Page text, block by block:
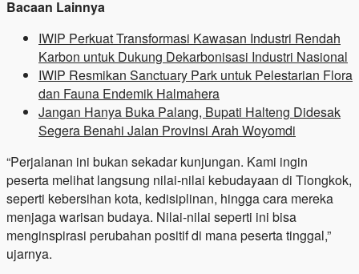
Bacaan Lainnya
IWIP Perkuat Transformasi Kawasan Industri Rendah
Karbon untuk Dukung Dekarbonisasi Industri Nasional
IWIP Resmikan Sanctuary Park untuk Pelestarian Flora
dan Fauna Endemik Halmahera
Jangan Hanya Buka Palang, Bupati Halteng Didesak
Segera Benahi Jalan Provinsi Arah Woyomdi
“Perjalanan ini bukan sekadar kunjungan. Kami ingin
peserta melihat langsung nilai-nilai kebudayaan di Tiongkok,
seperti kebersihan kota, kedisiplinan, hingga cara mereka
menjaga warisan budaya. Nilai-nilai seperti ini bisa
menginspirasi perubahan positif di mana peserta tinggal,”
ujarnya.